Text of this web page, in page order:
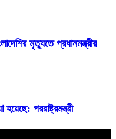
মৃত্যুতে প্রধানমন্ত্রীর
পররাষ্ট্রমন্ত্রী